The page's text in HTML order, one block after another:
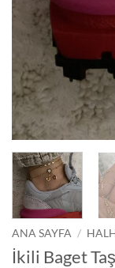
ANA SAYFA /
İkili Baget